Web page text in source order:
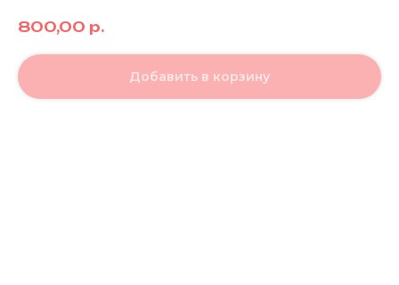
800,00 р.
Добавить в корзину